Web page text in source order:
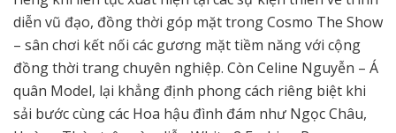
diễn vũ đạo, đồng thời góp mặt trong Cosmo The Show
– sân chơi kết nối các gương mặt tiềm năng với cộng
đồng thời trang chuyên nghiệp. Còn Celine Nguyễn – Á
quân Model, lại khẳng định phong cách riêng biệt khi
sải bước cùng các Hoa hậu đình đám như Ngọc Châu,